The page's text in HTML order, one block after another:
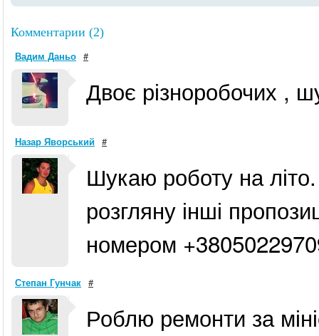
Комментарии (2)
Вадим Даньо #
Двоє різноробочих ,
Назар Яворський #
Шукаю роботу на
розгляну інші
номером
Степан Гунчак #
Роблю ремонти за